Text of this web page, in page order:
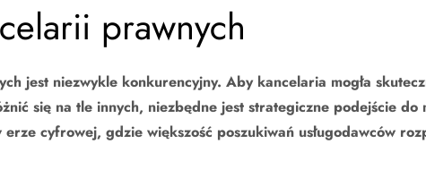
prawnych
jest niezwykle konkurencyjny. Aby kancelaria mogła
się na tle innych, niezbędne jest strategiczne podejście do
cyfrowej, gdzie większość poszukiwań usługodawców